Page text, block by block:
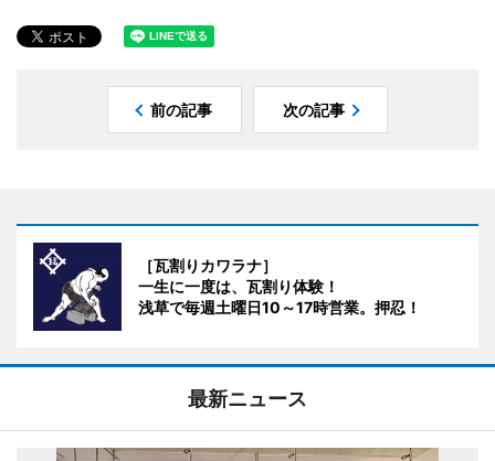
前の記事 次の記事
［瓦割りカワラナ］
一生に一度は、瓦割り体験！
浅草で毎週土曜日10～17時営業。押忍！
最新ニュース